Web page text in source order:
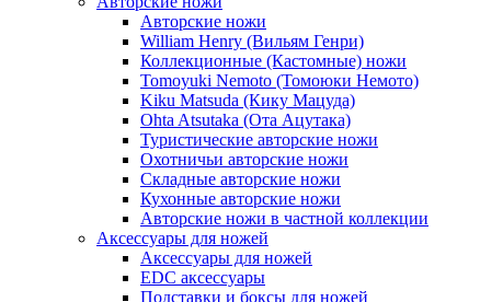
Авторские ножи
William Henry (Вильям Генри)
Коллекционные (Кастомные) ножи
Tomoyuki Nemoto (Томоюки Немото)
Kiku Matsuda (Кику Мацуда)
Ohta Atsutaka (Ота Ацутака)
Туристические авторские ножи
Охотничьи авторские ножи
Складные авторские ножи
Кухонные авторские ножи
Авторские ножи в частной коллекции
Аксессуары для ножей
Аксессуары для ножей
EDC аксессуары
Подставки и боксы для ножей